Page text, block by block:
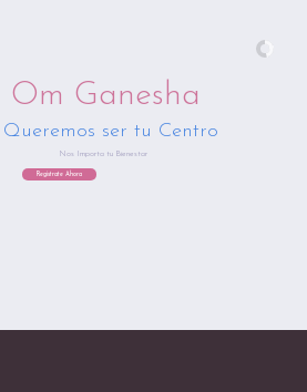
Regístrate Ahora
Om Ganesha
Queremos ser tu Centro
Nos Importa tu Bienestar